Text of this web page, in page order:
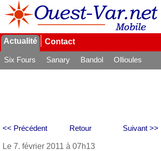
Actualité Contact
Six Fours Sanary Bandol
Ollioules
Retour
<< Précédent Suivant >>
Le 7. février 2011 à 07h13